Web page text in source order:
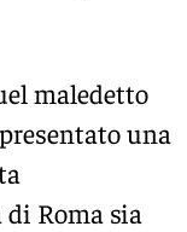
maledetto
una
Roma sia